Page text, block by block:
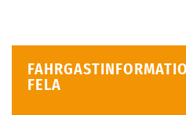
FELA